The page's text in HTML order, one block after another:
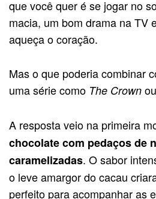
que você quer é se jogar no
macia, um bom drama na TV
aqueça o coração.
Mas o que poderia combinar
uma série como The Crown ou
A resposta veio na primeira
chocolate com pedaços de
caramelizadas. O sabor
o leve amargor do cacau
perfeito para acompanhar as